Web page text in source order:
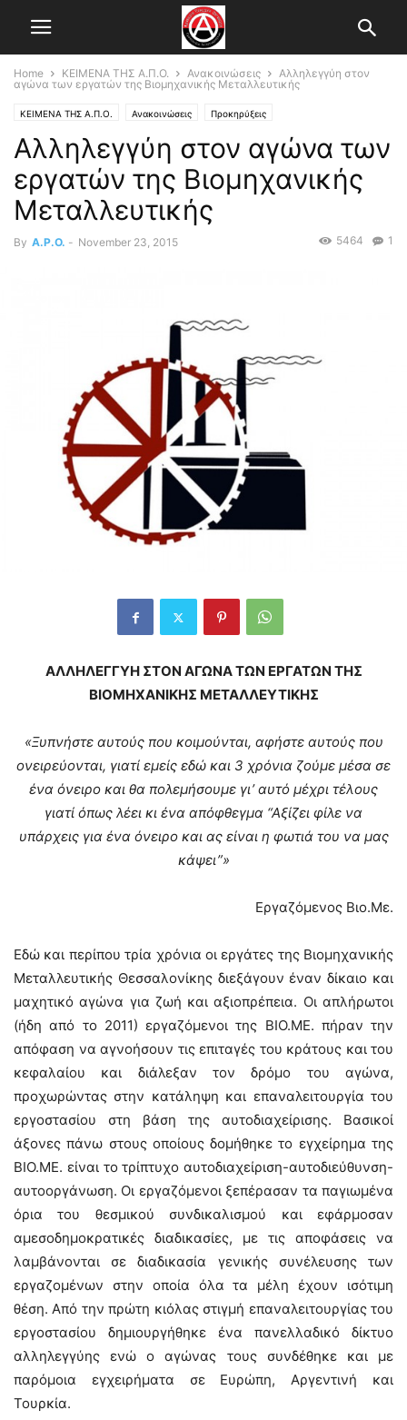
Home ΚΕΙΜΕΝΑ ΤΗΣ Α.Π.Ο. Ανακοινώσεις
Αλληλεγγύη στον
αγώνα των εργατών της Βιομηχανικής Μεταλλευτικής
ΚΕΙΜΕΝΑ ΤΗΣ Α.Π.Ο. Ανακοινώσεις Προκηρύξεις
Αλληλεγγύη στον αγώνα των
εργατών της Βιομηχανικής
Μεταλλευτικής
By A.P.O. - November 23, 2015 1
5464
ΑΛΛΗΛΕΓΓΥΗ ΣΤΟΝ ΑΓΩΝΑ ΤΩΝ ΕΡΓΑΤΩΝ ΤΗΣ
ΒΙΟΜΗΧΑΝΙΚΗΣ ΜΕΤΑΛΛΕΥΤΙΚΗΣ
«Ξυπνήστε αυτούς που κοιμούνται, αφήστε αυτούς που
ονειρεύονται, γιατί εμείς εδώ και 3 χρόνια ζούμε μέσα σε
ένα όνειρο και θα πολεμήσουμε γι’ αυτό μέχρι τέλους
γιατί όπως λέει κι ένα απόφθεγμα “Αξίζει φίλε να
υπάρχεις για ένα όνειρο και ας είναι η φωτιά του να μας
κάψει”»
Εργαζόμενος Βιο.Με.
Εδώ και περίπου τρία χρόνια οι εργάτες της Βιομηχανικής
Μεταλλευτικής Θεσσαλονίκης διεξάγουν έναν δίκαιο και
μαχητικό αγώνα για ζωή και αξιοπρέπεια. Οι απλήρωτοι
(ήδη από το 2011) εργαζόμενοι της ΒΙΟ.ΜΕ. πήραν την
απόφαση να αγνοήσουν τις επιταγές του κράτους και του
κεφαλαίου και διάλεξαν τον δρόμο του αγώνα,
προχωρώντας στην κατάληψη και επαναλειτουργία του
εργοστασίου στη βάση της αυτοδιαχείρισης. Βασικοί
άξονες πάνω στους οποίους δομήθηκε το εγχείρημα της
ΒΙΟ.ΜΕ. είναι το τρίπτυχο αυτοδιαχείριση-αυτοδιεύθυνση-
αυτοοργάνωση. Οι εργαζόμενοι ξεπέρασαν τα παγιωμένα
όρια του θεσμικού συνδικαλισμού και εφάρμοσαν
αμεσοδημοκρατικές διαδικασίες, με τις αποφάσεις να
λαμβάνονται σε διαδικασία γενικής συνέλευσης των
εργαζομένων στην οποία όλα τα μέλη έχουν ισότιμη
θέση. Από την πρώτη κιόλας στιγμή επαναλειτουργίας του
εργοστασίου δημιουργήθηκε ένα πανελλαδικό δίκτυο
αλληλεγγύης ενώ ο αγώνας τους συνδέθηκε και με
παρόμοια εγχειρήματα σε Ευρώπη, Αργεντινή και
Τουρκία.